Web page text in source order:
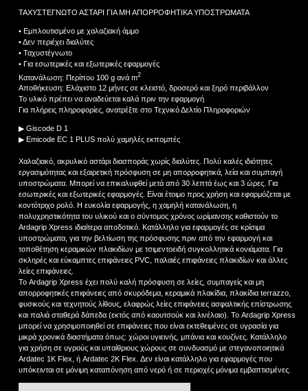
ΤΑΧΥΣΤΕΓΝΩΤΟ ΑΣΤΑΡΙ ΓΙΑ ΜΗ ΑΠΟΡΡΟΦΗΤΙΚΑ ΥΠΟΣΤΡΩΜΑΤΑ
• Εμπλουτισμένο με χαλαζιακή άμμο
• Δεν περιέχει διαλύτες
• Ταχυστέγνωτο
• Για εσωτερικές και εξωτερικές εφαρμογές
Κατανάλωση: Περίπου 100 g ανά m2
Αποθήκευση: Ελάχιστο 12 μήνες σε κλειστό, δροσερό και ξηρό περιβάλλον
Το υλικό πρέπει να αναδεύεται καλά πριν την εφαρμογή
Για πλήρεις πληροφορίες, ανατρέξτε στο Τεχνικό Δελτίο Πληροφοριών
▶ Giscode D 1
▶ Emicode EC 1 PLUS πολύ χαμηλές εκπομπές
Χαλαζιακό, ακρυλικό αστάρι διασποράς χωρίς διαλύτες. Πολύ καλές ιδιότητες
εργασιμότητας και εξαιρετική πρόσφυση σε μη απορροφητικά, λεία και συμπαγή
υποστρώματα. Μπορεί να επικαλυφθεί μετά από 30 λεπτά έως και 3 ώρες. Για
εσωτερικές και εξωτερικές εφαρμογές. Είναι έτοιμο προς χρήση και εφαρμόζεται με
κοντότριχο ρολό. Η ευκολία εφαρμογής, η χαμηλή κατανάλωση, η
πολυχρηστικότητα του υλικού και ο σύντομος χρόνος ωρίμανσης καθιστούν το
Ardagrip Xpress ιδιαίτερα αποδοτικό. Κατάλληλο για εφαρμογές σε κρίσιμα
υποστρώματα, για την βελτίωση της πρόσφυσης πριν από την εφαρμογή και
τοποθέτηση κεραμικών πλακιδίων με τσιμεντοειδή συγκολλητικά κονιάματα. Για
σκληρές και εύκαμπτες επιφάνειες PVC, παλαιές επιφάνειες πλακιδίων και άλλες
λείες επιφάνειες.
Το Ardagrip Xpress έχει πολύ καλή πρόσφυση σε λείες, συμπαγείς και μη
απορροφητικές επιφάνειες από σκυρόδεμα, κεραμικά πλακίδια, πλακίδια terrazzo,
φυσικούς και τεχνητούς λίθους, ελαφρώς λείες επιφάνειες ασφαλτικής επίστρωσης
και παλιά σταθερά δάπεδα (εκτός από καουτσούκ και λινέλαιο). Το Ardagrip Xpress
μπορεί να χρησιμοποιηθεί σε επιφάνειες που είναι εκτεθειμένες σε υγρασία για
μικρά χρονικά διαστήματα όπως: χώροι υγιεινής, μπάνια και κουζίνες. Κατάλληλο
για χρήση σε υγρούς και υπαίθριους χώρους σε συνδυασμό με στεγανοποιητικά
Ardatec 1K Flex, ή Ardatec 2K Flex. Δεν είναι κατάλληλο για εφαρμογές που
υπόκεινται σε μόνιμη καταπόνηση από νερό ή σε περιοχές μόνιμα εμβαπτισμένες.